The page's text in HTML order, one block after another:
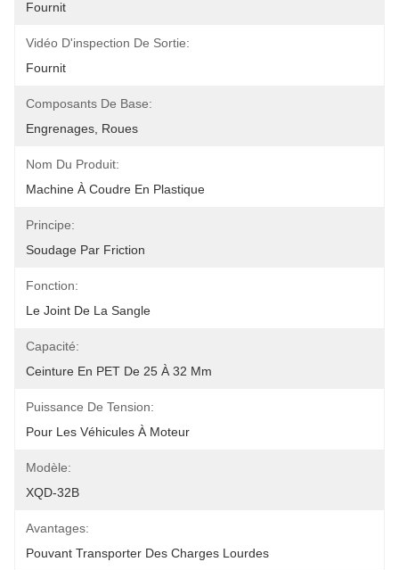
Fournit
Vidéo D'inspection De Sortie:
Fournit
Composants De Base:
Engrenages, Roues
Nom Du Produit:
Machine À Coudre En Plastique
Principe:
Soudage Par Friction
Fonction:
Le Joint De La Sangle
Capacité:
Ceinture En PET De 25 À 32 Mm
Puissance De Tension:
Pour Les Véhicules À Moteur
Modèle:
XQD-32B
Avantages:
Pouvant Transporter Des Charges Lourdes